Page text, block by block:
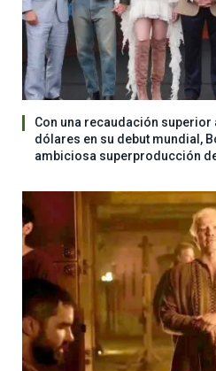
Con una recaudación
dólares en su debut mundial,
ambiciosa superproducción